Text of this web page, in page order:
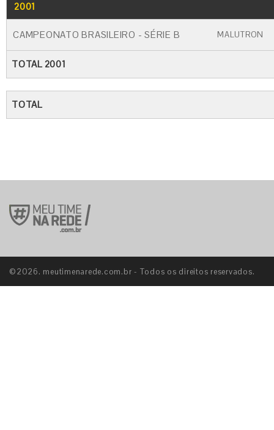
2001
CAMPEONATO BRASILEIRO - SÉRIE B MALUTRON
TOTAL 2001
TOTAL
©2026. meutimenarede.com.br - Todos os direitos reservados.